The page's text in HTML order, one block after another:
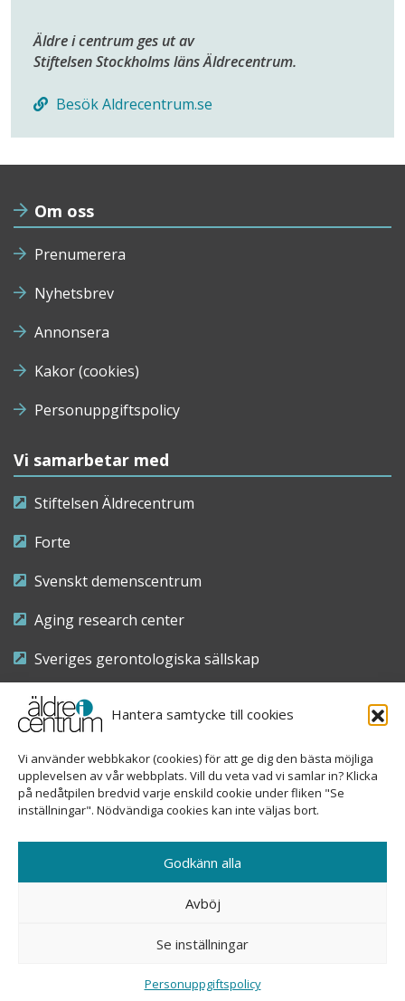
Hantera samtycke till cookies
Vi använder webbkakor (cookies) för att ge dig den bästa möjliga
upplevelsen av vår webbplats. Vill du veta vad vi samlar in? Klicka
på nedåtpilen bredvid varje enskild cookie under fliken "Se
inställningar". Nödvändiga cookies kan inte väljas bort.
Godkänn alla
Avböj
Se inställningar
Personuppgiftspolicy
Äldre i centrum ges ut av
Stiftelsen Stockholms läns Äldrecentrum.
Besök Aldrecentrum.se
Om oss
Prenumerera
Nyhetsbrev
Annonsera
Kakor (cookies)
Personuppgiftspolicy
Vi samarbetar med
Stiftelsen Äldrecentrum
Forte
Svenskt demenscentrum
Aging research center
Sveriges gerontologiska sällskap
Riksföreningen för sjuksköterskor inom äldre- och
demensvård
Nationellt kompetenscentrum anhöriga
Sveavägen 155, 113 46 Stockholm
08-690 58 84
info@aldreicentrum.se
Ansvarig utgivare: Åsa Hedberg Rundgren